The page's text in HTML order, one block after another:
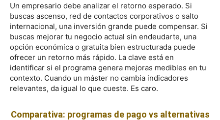
Un empresario debe analizar el retorno esperado. Si
buscas ascenso, red de contactos corporativos o salto
internacional, una inversión grande puede compensar. Si
buscas mejorar tu negocio actual sin endeudarte, una
opción económica o gratuita bien estructurada puede
ofrecer un retorno más rápido. La clave está en
identificar si el programa genera mejoras medibles en tu
contexto. Cuando un máster no cambia indicadores
relevantes, da igual lo que cueste. Es caro.
Comparativa: programas de pago vs alternativas